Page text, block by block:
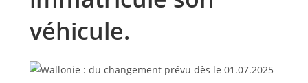
véhicule.